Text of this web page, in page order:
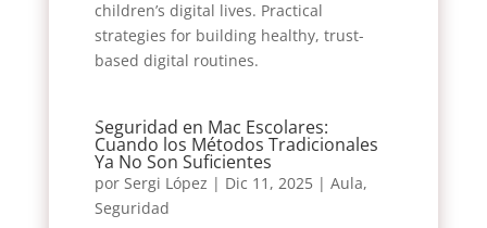
children’s digital lives. Practical
strategies for building healthy, trust-
based digital routines.
Seguridad en Mac Escolares:
Cuando los Métodos Tradicionales
Ya No Son Suficientes
por Sergi López | Dic 11, 2025| Aula,
Seguridad